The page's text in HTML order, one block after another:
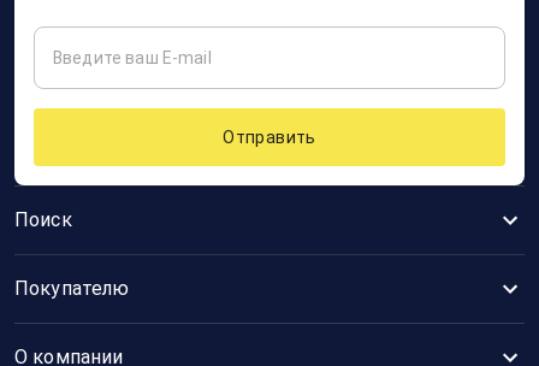
Поиск
Покупателю
О компании
Отправить